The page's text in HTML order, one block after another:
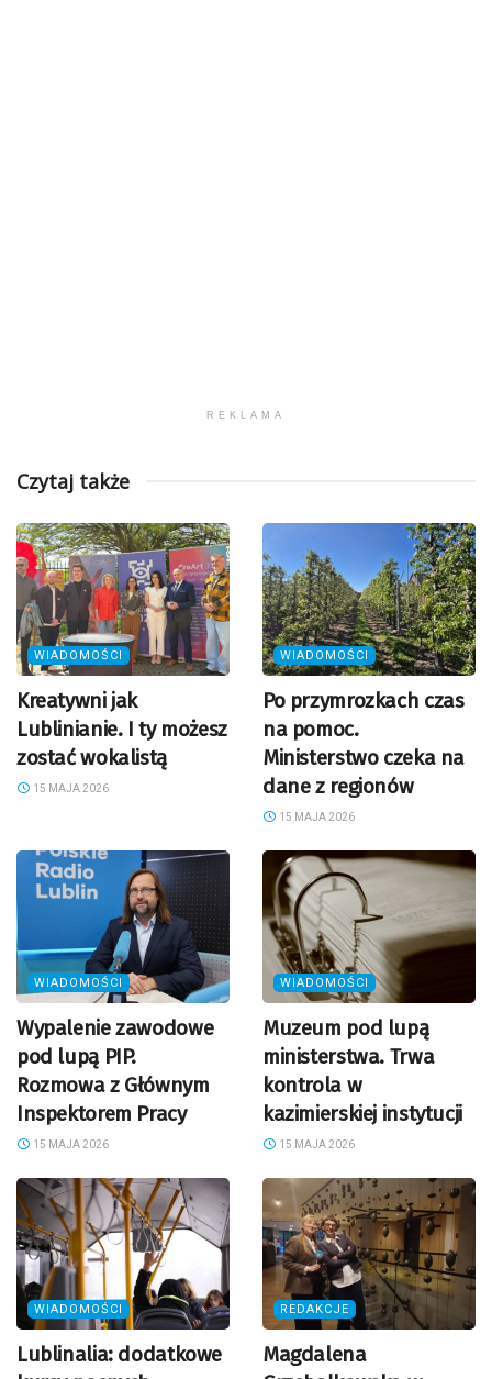
REKLAMA
Czytaj także
WIADOMOŚCI
Kreatywni jak
Lublinianie. I ty możesz
zostać wokalistą
15 MAJA 2026
WIADOMOŚCI
Po przymrozkach czas
na pomoc.
Ministerstwo czeka na
dane z regionów
15 MAJA 2026
WIADOMOŚCI
Wypalenie zawodowe
pod lupą PIP.
Rozmowa z Głównym
Inspektorem Pracy
15 MAJA 2026
WIADOMOŚCI
Muzeum pod lupą
ministerstwa. Trwa
kontrola w
kazimierskiej instytucji
15 MAJA 2026
WIADOMOŚCI
Lublinalia: dodatkowe
REDAKCJE
Magdalena